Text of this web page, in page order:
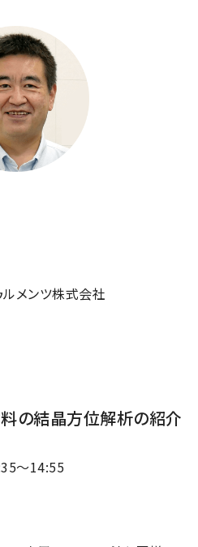
ルメンツ株式会社
の結晶方位解析の紹介
～14:55